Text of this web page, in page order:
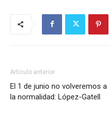
Artículo anterior
El 1 de junio no volveremos a
la normalidad: López-Gatell